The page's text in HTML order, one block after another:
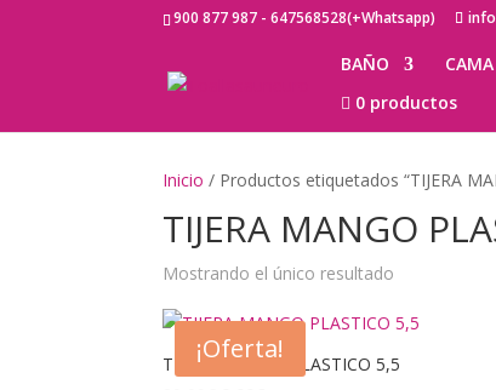
900 877 987 - 647568528(+Whatsapp)
BAÑO CAMA
0 productos
Inicio / Productos etiquetados “TIJERA
TIJERA MANGO
Mostrando el único resultado
¡Oferta!
TIJERA MANGO PLASTICO 5,5